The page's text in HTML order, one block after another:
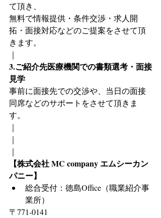
て頂き、
無料で情報提供・条件交渉・求人開
拓・面接対応などのご提案をさせて頂
きます。
｜
3.ご紹介先医療機関での書類選考・面接
見学
事前に面接先での交渉や、当日の面接
同席などのサポートをさせて頂きま
す。
｜
｜
｜
【株式会社 MC company エムシーカン
パニー】
総合受付：徳島Office（職業紹介事
業所）
〒771-0141